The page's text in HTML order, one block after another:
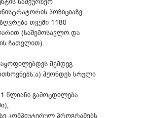
პოზიციაზე
თვეში 1180
(საშემოსავლო და
ჩათვლით).
შემდეგ
ჰქონდეს სრული
1 წლიანი გამოცდილება
კომპიუტერულ პროგრამებს